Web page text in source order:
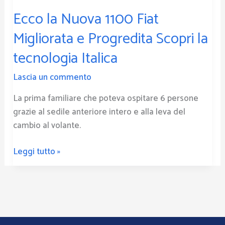
Ecco la Nuova 1100 Fiat
Migliorata e Progredita Scopri la
tecnologia Italica
Lascia un commento
La prima familiare che poteva ospitare 6 persone
grazie al sedile anteriore intero e alla leva del
cambio al volante.
Scopri
la
tecnologia
Italica
Leggi tutto »